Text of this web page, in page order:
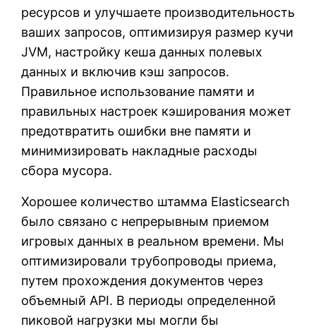
ресурсов и улучшаете производительность
ваших запросов, оптимизируя размер кучи
JVM, настройку кеша данных полевых
данных и включив кэш запросов.
Правильное использование памяти и
правильных настроек кэширования может
предотвратить ошибки вне памяти и
минимизировать накладные расходы
сбора мусора.
Хорошее количество штамма Elasticsearch
было связано с непрерывным приемом
игровых данных в реальном времени. Мы
оптимизировали трубопроводы приема,
путем прохождения документов через
объемный API. В периоды определенной
пиковой нагрузки мы могли бы